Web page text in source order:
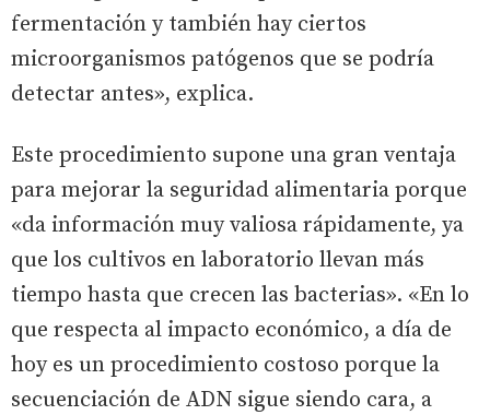
fermentación y también hay ciertos
microorganismos patógenos que se podría
detectar antes», explica.
Este procedimiento supone una gran ventaja
para mejorar la seguridad alimentaria porque
«da información muy valiosa rápidamente, ya
que los cultivos en laboratorio llevan más
tiempo hasta que crecen las bacterias». «En lo
que respecta al impacto económico, a día de
hoy es un procedimiento costoso porque la
secuenciación de ADN sigue siendo cara, a